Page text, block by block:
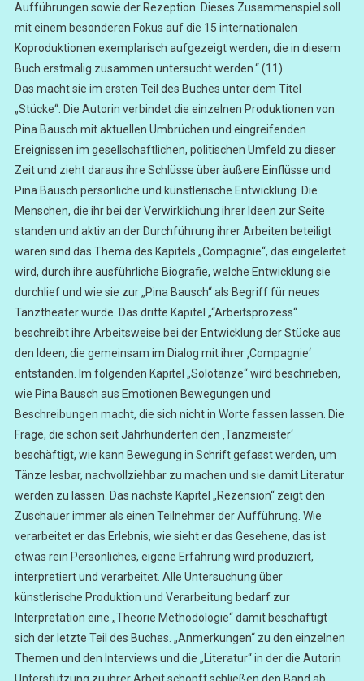
Aufführungen sowie der Rezeption. Dieses Zusammenspiel soll
mit einem besonderen Fokus auf die 15 internationalen
Koproduktionen exemplarisch aufgezeigt werden, die in diesem
Buch erstmalig zusammen untersucht werden.“ (11)
Das macht sie im ersten Teil des Buches unter dem Titel
„Stücke“. Die Autorin verbindet die einzelnen Produktionen von
Pina Bausch mit aktuellen Umbrüchen und eingreifenden
Ereignissen im gesellschaftlichen, politischen Umfeld zu dieser
Zeit und zieht daraus ihre Schlüsse über äußere Einflüsse und
Pina Bausch persönliche und künstlerische Entwicklung. Die
Menschen, die ihr bei der Verwirklichung ihrer Ideen zur Seite
standen und aktiv an der Durchführung ihrer Arbeiten beteiligt
waren sind das Thema des Kapitels „Compagnie“, das eingeleitet
wird, durch ihre ausführliche Biografie, welche Entwicklung sie
durchlief und wie sie zur „Pina Bausch“ als Begriff für neues
Tanztheater wurde. Das dritte Kapitel „“Arbeitsprozess“
beschreibt ihre Arbeitsweise bei der Entwicklung der Stücke aus
den Ideen, die gemeinsam im Dialog mit ihrer ‚Compagnie‘
entstanden. Im folgenden Kapitel „Solotänze“ wird beschrieben,
wie Pina Bausch aus Emotionen Bewegungen und
Beschreibungen macht, die sich nicht in Worte fassen lassen. Die
Frage, die schon seit Jahrhunderten den ‚Tanzmeister‘
beschäftigt, wie kann Bewegung in Schrift gefasst werden, um
Tänze lesbar, nachvollziehbar zu machen und sie damit Literatur
werden zu lassen. Das nächste Kapitel „Rezension“ zeigt den
Zuschauer immer als einen Teilnehmer der Aufführung. Wie
verarbeitet er das Erlebnis, wie sieht er das Gesehene, das ist
etwas rein Persönliches, eigene Erfahrung wird produziert,
interpretiert und verarbeitet. Alle Untersuchung über
künstlerische Produktion und Verarbeitung bedarf zur
Interpretation eine „Theorie Methodologie“ damit beschäftigt
sich der letzte Teil des Buches. „Anmerkungen“ zu den einzelnen
Themen und den Interviews und die „Literatur“ in der die Autorin